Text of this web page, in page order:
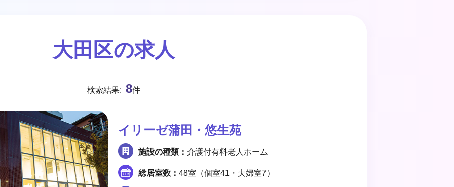
大田区の求人
検索結果: 8件
イリーゼ蒲田・悠生苑
施設の種類： 介護付有料老人ホーム
総居室数： 48室（個室41・夫婦室7）